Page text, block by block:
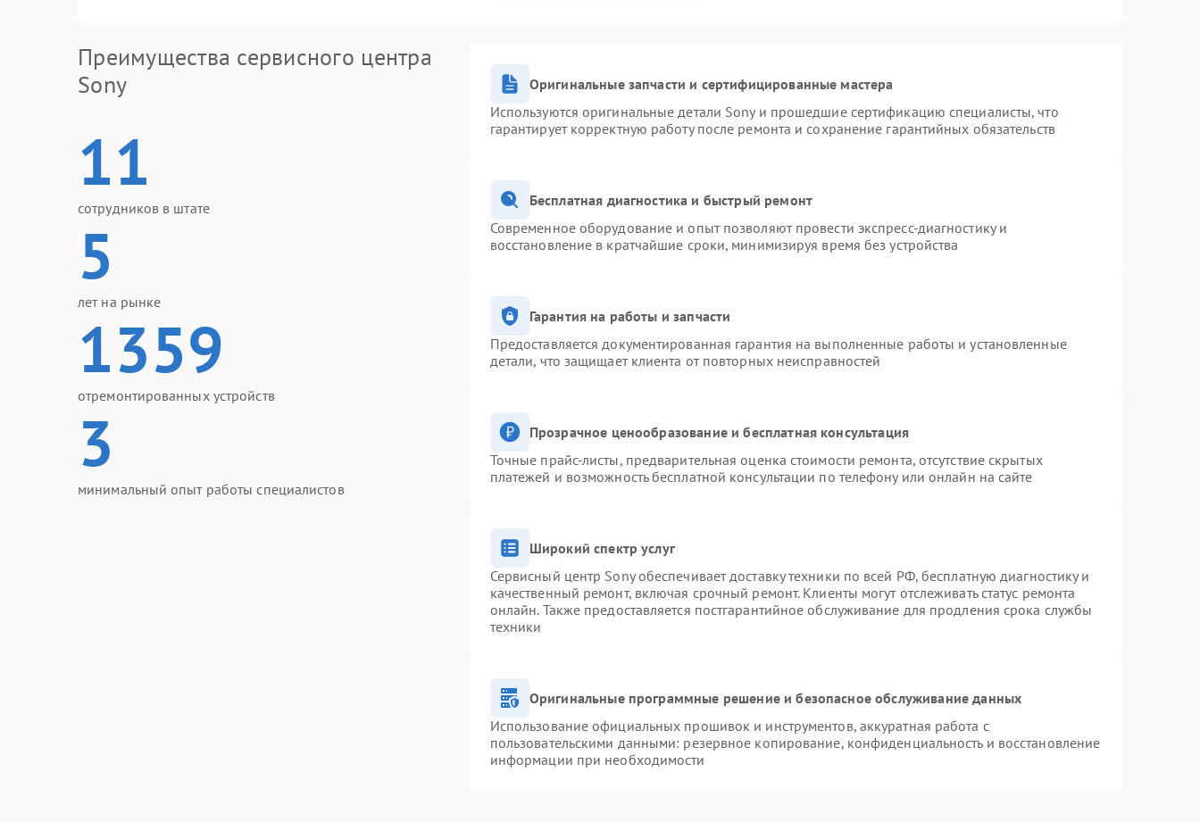
Преимущества сервисного центра
Sony
11
сотрудников в штате
5
лет на рынке
1359
отремонтированных устройств
3
минимальный опыт работы специалистов
Оригинальные запчасти и сертифицированные мастера
Используются оригинальные детали Sony и прошедшие сертификацию специалисты, что
гарантирует корректную работу после ремонта и сохранение гарантийных обязательств
Бесплатная диагностика и быстрый ремонт
Современное оборудование и опыт позволяют провести экспресс-диагностику и
восстановление в кратчайшие сроки, минимизируя время без устройства
Гарантия на работы и запчасти
Предоставляется документированная гарантия на выполненные работы и установленные
детали, что защищает клиента от повторных неисправностей
Прозрачное ценообразование и бесплатная консультация
Точные прайс-листы, предварительная оценка стоимости ремонта, отсутствие скрытых
платежей и возможность бесплатной консультации по телефону или онлайн на сайте
Широкий спектр услуг
Сервисный центр Sony обеспечивает доставку техники по всей РФ, бесплатную диагностику и
качественный ремонт, включая срочный ремонт. Клиенты могут отслеживать статус ремонта
онлайн. Также предоставляется постгарантийное обслуживание для продления срока службы
техники
Оригинальные программные решение и безопасное обслуживание данных
Использование официальных прошивок и инструментов, аккуратная работа с
пользовательскими данными: резервное копирование, конфиденциальность и восстановление
информации при необходимости